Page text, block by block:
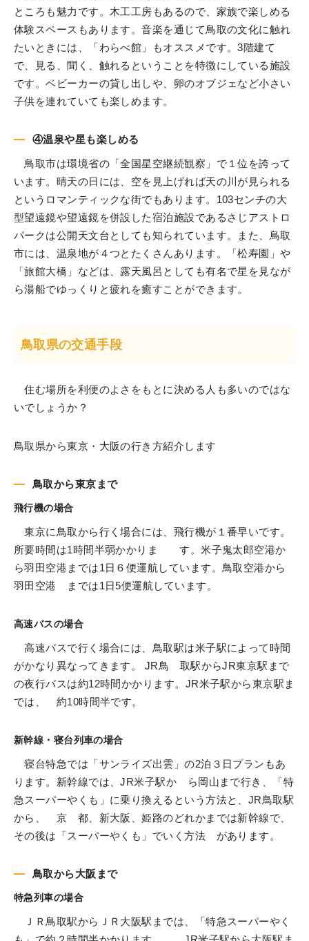
ところも魅力です。木工工房もあるので、家族で楽しめる
体験スペースもあります。音楽を通じて鳥取の文化に触れ
たいときには、「わらべ館」もオススメです。3階建て
で、見る、聞く、触れるということを特徴にしている施設
です。ベビーカーの貸し出しや、卵のオブジェなど小さい
子供を連れていても楽しめます。
④温泉や星も楽しめる
鳥取市は環境省の「全国星空継続観察」で１位を誇って
います。晴天の日には、空を見上げれば天の川が見られる
というロマンティックな街でもあります。103センチの大
型望遠鏡や望遠鏡を併設した宿泊施設であるさじアストロ
パークは公開天文台としても知られています。また、鳥取
市には、温泉地が４つとたくさんあります。「松寿園」や
「旅館大橋」などは、露天風呂としても有名で星を見なが
ら湯船でゆっくりと疲れを癒すことができます。
鳥取県の交通手段
住む場所を利便のよさをもとに決める人も多いのではな
いでしょうか？
鳥取県から東京・大阪の行き方紹介します
鳥取から東京まで
飛行機の場合
東京に鳥取から行く場合には、飛行機が１番早いです。
所要時間は1時間半弱かかりま す。米子鬼太郎空港か
ら羽田空港までは1日６便運航しています。鳥取空港から
羽田空港 までは1日5便運航しています。
高速バスの場合
高速バスで行く場合には、鳥取駅は米子駅によって時間
がかなり異なってきます。 JR鳥 取駅からJR東京駅まで
の夜行バスは約12時間かかります。JR米子駅から東京駅ま
では、 約10時間半です。
新幹線・寝台列車の場合
寝台特急では「サンライズ出雲」の2泊３日プランもあ
ります。新幹線では、JR米子駅か ら岡山まで行き、「特
急スーパーやくも」に乗り換えるという方法と、JR鳥取駅
から、 京 都、新大阪、姫路のどれかまでは新幹線で、
その後は「スーパーやくも」でいく方法 があります。
鳥取から大阪まで
特急列車の場合
ＪＲ鳥取駅からＪＲ大阪駅までは、「特急スーパーやく